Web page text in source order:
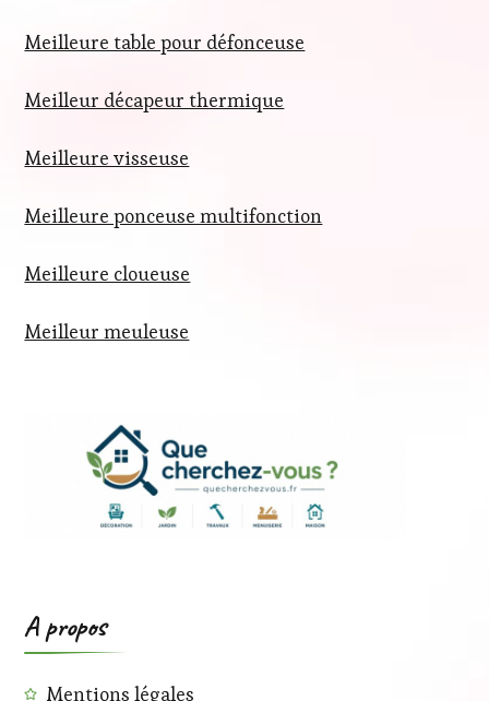
Meilleure table pour défonceuse
Meilleur décapeur thermique
Meilleure visseuse
Meilleure ponceuse multifonction
Meilleure cloueuse
Meilleur meuleuse
A propos
Mentions légales